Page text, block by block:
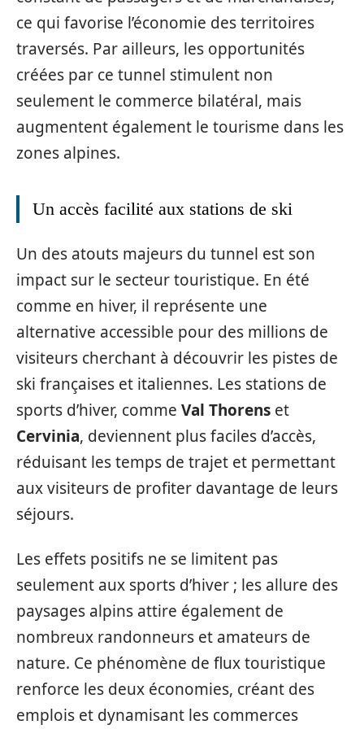
ce qui favorise l’économie des territoires
traversés. Par ailleurs, les opportunités
créées par ce tunnel stimulent non
seulement le commerce bilatéral, mais
augmentent également le tourisme dans les
zones alpines.
Un accès facilité aux stations de ski
Un des atouts majeurs du tunnel est son
impact sur le secteur touristique. En été
comme en hiver, il représente une
alternative accessible pour des millions de
visiteurs cherchant à découvrir les pistes de
ski françaises et italiennes. Les stations de
sports d’hiver, comme Val Thorens et
Cervinia, deviennent plus faciles d’accès,
réduisant les temps de trajet et permettant
aux visiteurs de profiter davantage de leurs
séjours.
Les effets positifs ne se limitent pas
seulement aux sports d’hiver ; les allure des
paysages alpins attire également de
nombreux randonneurs et amateurs de
nature. Ce phénomène de flux touristique
renforce les deux économies, créant des
emplois et dynamisant les commerces